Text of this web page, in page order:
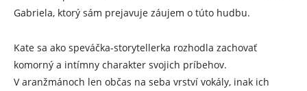
Gabriela, ktorý sám prejavuje záujem o túto hudbu.
Kate sa ako speváčka-storytellerka rozhodla zachovať
komorný a intímny charakter svojich príbehov.
V aranžmánoch len občas na seba vrství vokály, inak ich